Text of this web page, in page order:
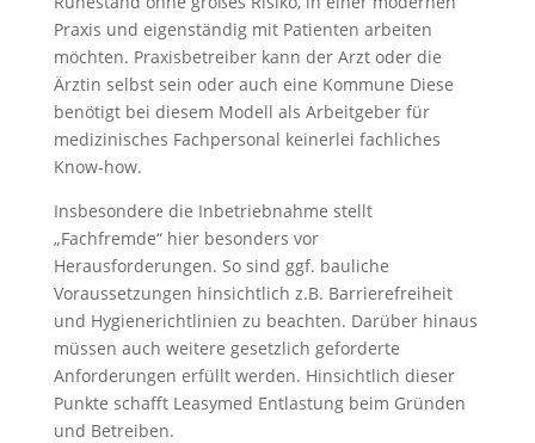
Praxis und eigenständig mit Patienten arbeiten
möchten. Praxisbetreiber kann der Arzt oder die
Ärztin selbst sein oder auch eine Kommune Diese
benötigt bei diesem Modell als Arbeitgeber für
medizinisches Fachpersonal keinerlei fachliches
Know-how.
Insbesondere die Inbetriebnahme stellt
„Fachfremde“ hier besonders vor
Herausforderungen. So sind ggf. bauliche
Voraussetzungen hinsichtlich z.B. Barrierefreiheit
und Hygienerichtlinien zu beachten. Darüber hinaus
müssen auch weitere gesetzlich geforderte
Anforderungen erfüllt werden. Hinsichtlich dieser
Punkte schafft Leasymed Entlastung beim Gründen
und Betreiben.